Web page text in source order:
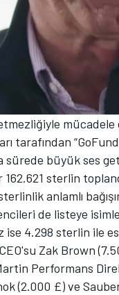
tarafından
sürede büyük ses
sterlin
anlamlı
de listeye
ise 4.298 sterlin ile
Zak Brown
Performans
(2.000 £) ve